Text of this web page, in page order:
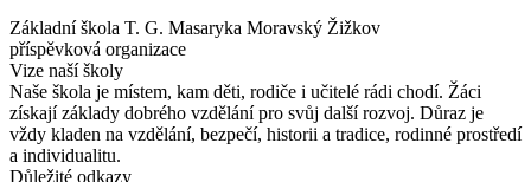
Základní škola T. G. Masaryka Moravský Žižkov
příspěvková organizace
Vize naší školy
Naše škola je místem, kam děti, rodiče i učitelé rádi chodí. Žáci
získají základy dobrého vzdělání pro svůj další rozvoj. Důraz je
vždy kladen na vzdělání, bezpečí, historii a tradice, rodinné prostředí
a individualitu.
Důležité odkazy